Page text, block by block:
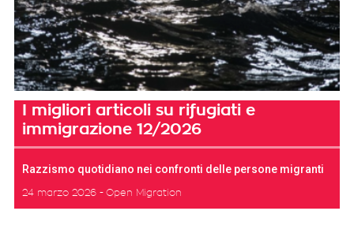
I migliori articoli su rifugiati e
immigrazione 12/2026
Razzismo quotidiano nei confronti delle persone migranti
24 marzo 2026 Open Migration